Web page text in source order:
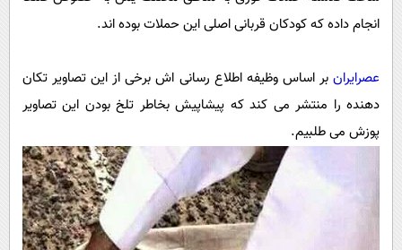
محیط زیست
سفر و تفریح
سیاست خارجی
فرهنگ و هنر
علمی
قرآن
گوناگون
باشگاه مغز
مجله تصویری سلاح
ورزش
سیاست
عصر ایران 2
خواندنی ها و دیدنی ها
داستان کوتاه
آموزش زبان
انجام داده که کودکان قربانی اصلی این حملات بوده اند.
عصرایرانبر اساس وظیفه اطلاع رسانی اش برخی از این تصاویر تکان
دهنده را منتشر می کند که پیشاپیش بخاطر تلخ بودن این تصاویر
پوزش می طلبیم.